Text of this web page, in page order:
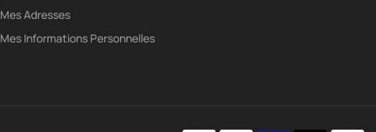
Mes Adresses
Mes Informations Personnelles